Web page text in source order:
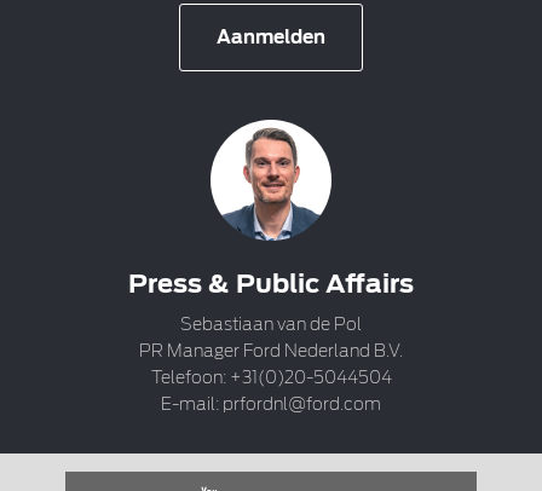
Aanmelden
Press & Public Affairs
Sebastiaan van de Pol
PR Manager Ford Nederland B.V.
Telefoon: +31(0)20-5044504
E-mail: prfordnl@ford.com